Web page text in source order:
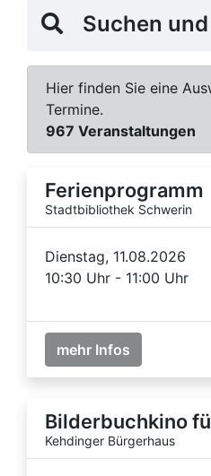
Suchen
Hier finden Sie eine
Termine.
967 Veranstaltungen
Ferienprogramm
Stadtbibliothek Schwerin
Dienstag, 11.08.2026
10:30 Uhr - 11:00 Uhr
mehr Infos
Bilderbuchkino
Kehdinger Bürgerhaus